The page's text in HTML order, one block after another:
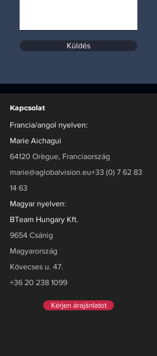
Küldés
Kapcsolat
Francia/angol nyelven:
Marie Aichagui
64120 Orègue, Franciaország
marie@aglobalvision.eu+33 (0) 7 62 83
14 63
Magyar nyelven:
BTeam Hungary Kft.
9654 Csánig
Magyarország
Kövecses u. 47.
+36 20 238 1099
Kérjen árajánlatot